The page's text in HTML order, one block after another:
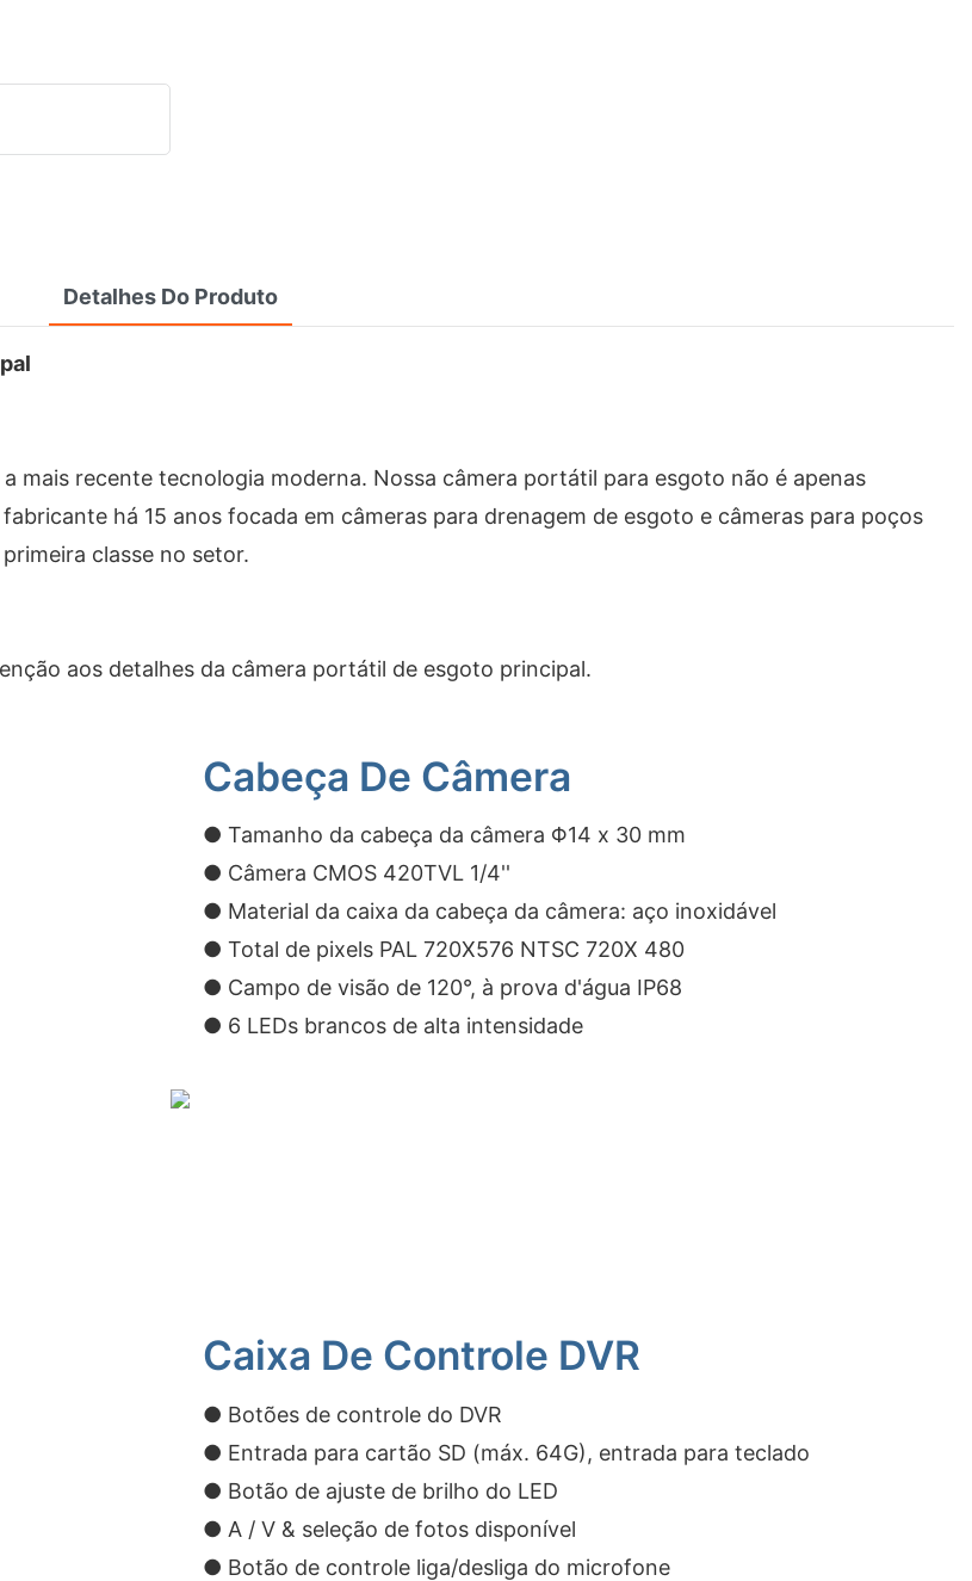
Detalhes Do Produto
mais recente tecnologia moderna. Nossa câmera portátil para esgoto não é apenas
há 15 anos focada em câmeras para drenagem de esgoto e câmeras para poços
classe no setor.
aos detalhes da câmera portátil de esgoto principal.
Cabeça De Câmera
● Tamanho da cabeça da câmera Φ14 x 30 mm
● Câmera CMOS 420TVL 1/4''
● Material da caixa da cabeça da câmera: aço inoxidável
● Total de pixels PAL 720X576 NTSC 720X 480
● Campo de visão de 120°, à prova d'água IP68
● 6 LEDs brancos de alta intensidade
Caixa De Controle DVR
● Botões de controle do DVR
● Entrada para cartão SD (máx. 64G), entrada para teclado
● Botão de ajuste de brilho do LED
● A / V & seleção de fotos disponível
● Botão de controle liga/desliga do microfone